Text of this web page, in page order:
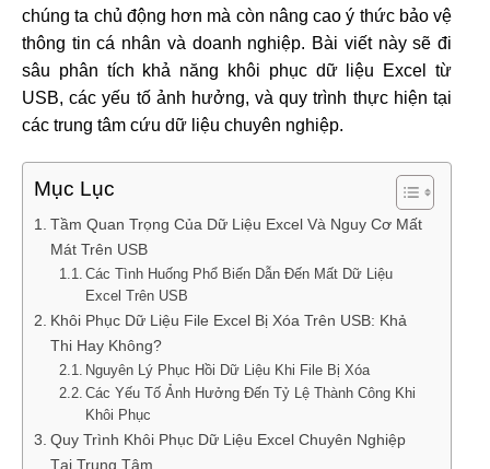
chúng ta chủ động hơn mà còn nâng cao ý thức bảo vệ
thông tin cá nhân và doanh nghiệp. Bài viết này sẽ đi
sâu phân tích khả năng khôi phục dữ liệu Excel từ
USB, các yếu tố ảnh hưởng, và quy trình thực hiện tại
các trung tâm cứu dữ liệu chuyên nghiệp.
Mục Lục
Tầm Quan Trọng Của Dữ Liệu Excel Và Nguy Cơ Mất
Mát Trên USB
Các Tình Huống Phổ Biến Dẫn Đến Mất Dữ Liệu
Excel Trên USB
Khôi Phục Dữ Liệu File Excel Bị Xóa Trên USB: Khả
Thi Hay Không?
Nguyên Lý Phục Hồi Dữ Liệu Khi File Bị Xóa
Các Yếu Tố Ảnh Hưởng Đến Tỷ Lệ Thành Công Khi
Khôi Phục
Quy Trình Khôi Phục Dữ Liệu Excel Chuyên Nghiệp
Tại Trung Tâm